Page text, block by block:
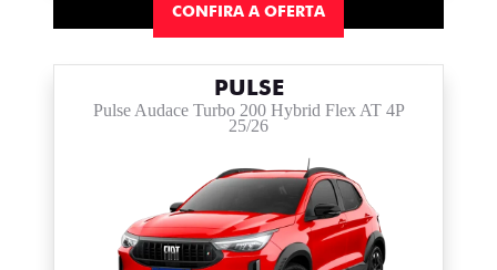
CONFIRA A OFERTA
PULSE
Pulse Audace Turbo 200 Hybrid Flex AT 4P
25/26